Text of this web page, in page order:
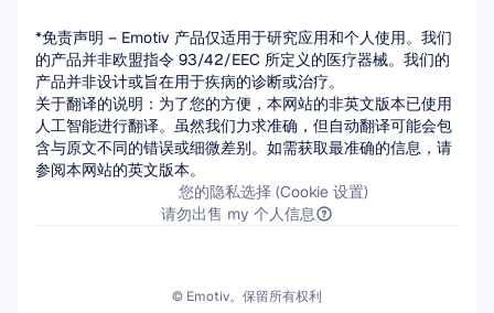
*免责声明 – Emotiv 产品仅适用于研究应用和个人使用。我们
的产品并非欧盟指令 93/42/EEC 所定义的医疗器械。我们的
产品并非设计或旨在用于疾病的诊断或治疗。
关于翻译的说明：为了您的方便，本网站的非英文版本已使用
人工智能进行翻译。虽然我们力求准确，但自动翻译可能会包
含与原文不同的错误或细微差别。如需获取最准确的信息，请
参阅本网站的英文版本。
您的隐私选择 (Cookie 设置)
请勿出售 my 个人信息
© Emotiv。保留所有权利